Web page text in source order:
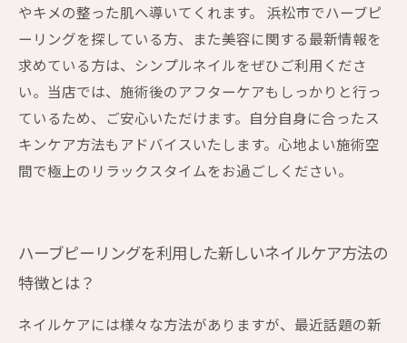
やキメの整った肌へ導いてくれます。 浜松市でハーブピ
ーリングを探している方、また美容に関する最新情報を
求めている方は、シンプルネイルをぜひご利用くださ
い。当店では、施術後のアフターケアもしっかりと行っ
ているため、ご安心いただけます。自分自身に合ったス
キンケア方法もアドバイスいたします。心地よい施術空
間で極上のリラックスタイムをお過ごしください。
ハーブピーリングを利用した新しいネイルケア方法の
特徴とは？
ネイルケアには様々な方法がありますが、最近話題の新